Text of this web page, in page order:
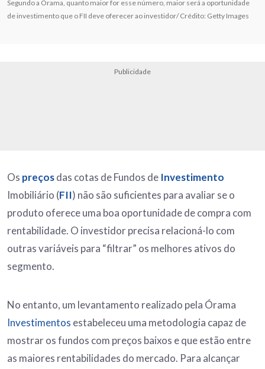
Segundo a Órama, quanto maior for esse número, maior será a oportunidade
de investimento que o FII deve oferecer ao investidor/ Crédito: Getty Images
Publicidade
Os preçosdas cotas de Fundos de Investimento
Imobiliário (FII) não são suficientes para avaliar se o
produto oferece uma boa oportunidade de compra com
rentabilidade. O investidor precisa relacioná-lo com
outras variáveis para “filtrar” os melhores ativos do
segmento.
No entanto, um levantamento realizado pela Órama
Investimentos estabeleceu uma metodologia capaz de
mostrar os fundos com preços baixos e que estão entre
as maiores rentabilidades do mercado. Para alcançar